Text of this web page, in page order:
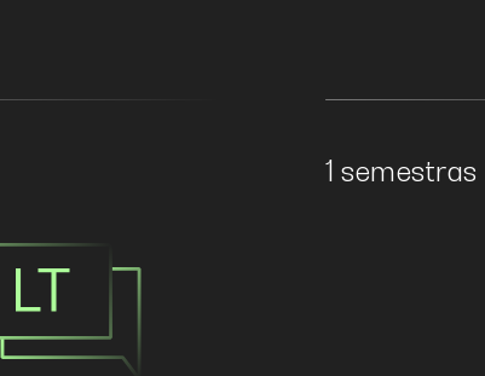
1 semestras